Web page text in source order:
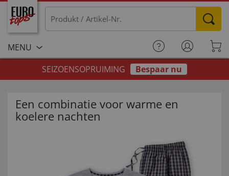
MENU
SEIZOENSOPRUIMING
Bespaar nu
Een combinatie voor warme en
koelere nachten